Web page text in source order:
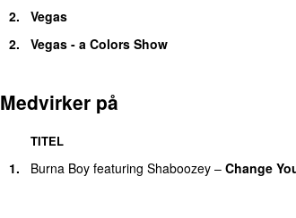
2.
Vegas
2.
Vegas - a Colors Show
Medvirker på
TITEL
1. Burna Boy featuring Shaboozey – Change